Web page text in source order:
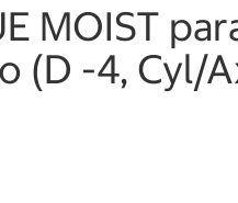
MOIST
(D -4, Cyl/